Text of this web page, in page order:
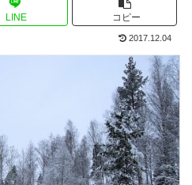
LINE コピー
2017.12.04